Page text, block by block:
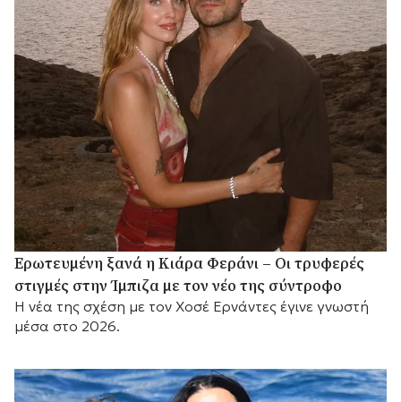
Ερωτευμένη ξανά η Κιάρα Φεράνι – Οι τρυφερές
στιγμές στην Ίμπιζα με τον νέο της σύντροφο
Η νέα της σχέση με τον Χοσέ Ερνάντες έγινε γνωστή
μέσα στο 2026.